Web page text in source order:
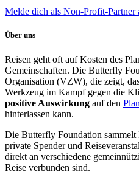
Melde dich als Non-Profit-Partner
Über uns
Reisen geht oft auf Kosten des
Gemeinschaften. Die Butterfly
Organisation (VZW), die zeigt,
Werkzeug im Kampf gegen die
positive Auswirkung auf den
hinterlassen kann.
Die Butterfly Foundation
private Spender und
direkt an verschiedene
Reise verbunden sind.